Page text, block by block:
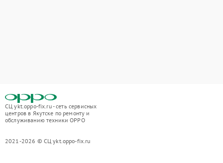
СЦ ykt.oppo-fix.ru - сеть сервисных
центров в Якутске по ремонту и
обслуживанию техники OPPO
2021-2026 © СЦ ykt.oppo-fix.ru